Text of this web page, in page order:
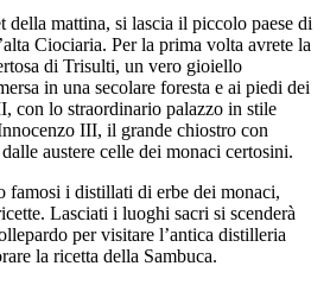
mattina, si lascia il piccolo paese di
Ciociaria. Per la prima volta avrete la
di Trisulti, un vero gioiello
in una secolare foresta e ai piedi dei
con lo straordinario palazzo in stile
III, il grande chiostro con
austere celle dei monaci certosini.
famosi i distillati di erbe dei monaci,
Lasciati i luoghi sacri si scenderà
per visitare l’antica distilleria
la ricetta della Sambuca.